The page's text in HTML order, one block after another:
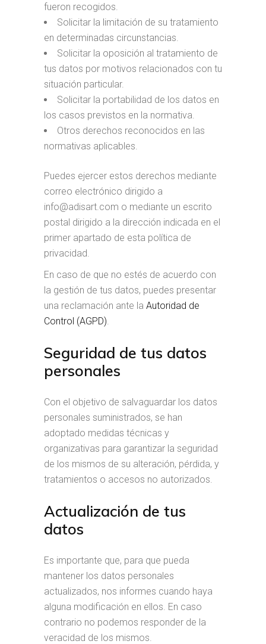
fueron recogidos.
Solicitar la limitación de su tratamiento
en determinadas circunstancias.
Solicitar la oposición al tratamiento de
tus datos por motivos relacionados con tu
situación particular.
Solicitar la portabilidad de los datos en
los casos previstos en la normativa.
Otros derechos reconocidos en las
normativas aplicables.
Puedes ejercer estos derechos mediante
correo electrónico dirigido a
info@adisart.com o mediante un escrito
postal dirigido a la dirección indicada en el
primer apartado de esta política de
privacidad.
En caso de que no estés de acuerdo con
la gestión de tus datos, puedes presentar
una reclamación ante la Autoridad de
Control (AGPD).
Seguridad de tus datos
personales
Con el objetivo de salvaguardar los datos
personales suministrados, se han
adoptado medidas técnicas y
organizativas para garantizar la seguridad
de los mismos de su alteración, pérdida, y
tratamientos o accesos no autorizados.
Actualización de tus
datos
Es importante que, para que pueda
mantener los datos personales
actualizados, nos informes cuando haya
alguna modificación en ellos. En caso
contrario no podemos responder de la
veracidad de los mismos.